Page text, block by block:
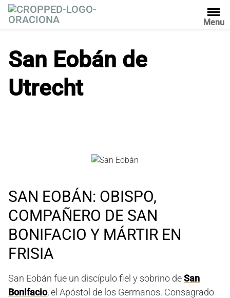
l
Menu
San Eobán de
Utrecht
SAN EOBÁN: OBISPO,
COMPAÑERO DE SAN
BONIFACIO Y MÁRTIR EN
FRISIA
San Eobán fue un discípulo fiel y sobrino deSan
Bonifacio, el Apóstol de los Germanos. Consagrado